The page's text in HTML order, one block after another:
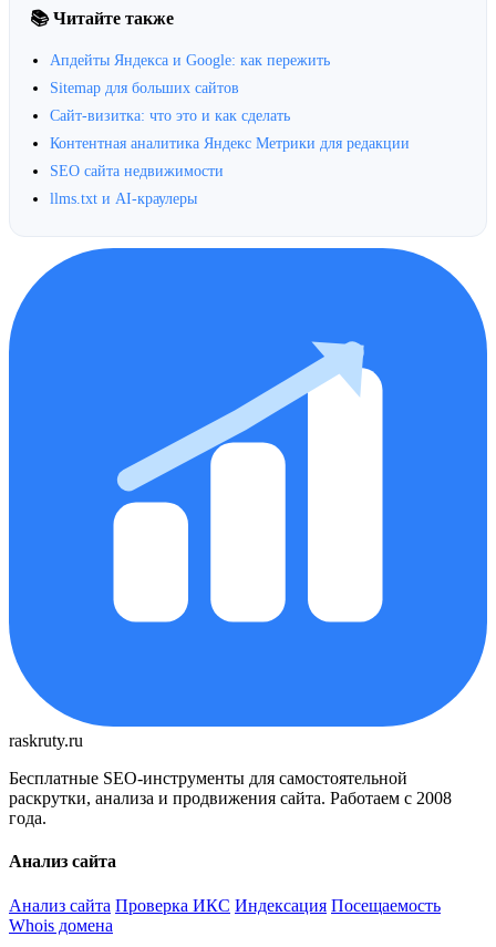
📚 Читайте также
Апдейты Яндекса и Google: как пережить
Sitemap для больших сайтов
Сайт-визитка: что это и как сделать
Контентная аналитика Яндекс Метрики для редакции
SEO сайта недвижимости
llms.txt и AI-краулеры
raskruty.ru
Бесплатные SEO-инструменты для самостоятельной
раскрутки, анализа и продвижения сайта. Работаем с 2008
года.
Анализ сайта
Анализ сайта Проверка ИКС Индексация Посещаемость
Whois домена